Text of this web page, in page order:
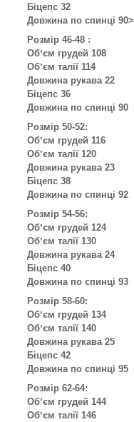
Біцепс 32
Довжина по спинці 90>
Розмір 46-48 :
Обʼєм грудей 108
Обʼєм талії 114
Довжина рукава 22
Біцепс 36
Довжина по спинці 90
Розмір 50-52:
Обʼєм грудей 116
Обʼєм талії 120
Довжина рукава 23
Біцепс 38
Довжина по спинці 92
Розмір 54-56:
Обʼєм грудей 124
Обʼєм талії 130
Довжина рукава 24
Біцепс 40
Довжина по спинці 93
Розмір 58-60:
Обʼєм грудей 134
Обʼєм талії 140
Довжина рукава 25
Біцепс 42
Довжина по спинці 95
Розмір 62-64:
Обʼєм грудей 144
Обʼєм талії 146